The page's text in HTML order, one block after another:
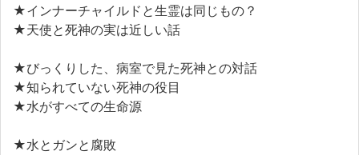
★インナーチャイルドと生霊は同じもの？
★天使と死神の実は近しい話
★びっくりした、病室で見た死神との対話
★知られていない死神の役目
★水がすべての生命源
★水とガンと腐敗